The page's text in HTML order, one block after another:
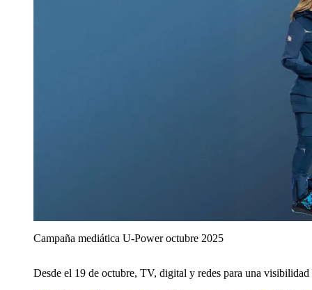
Campaña mediática U‑Power octubre 2025
Desde el 19 de octubre, TV, digital y redes para una